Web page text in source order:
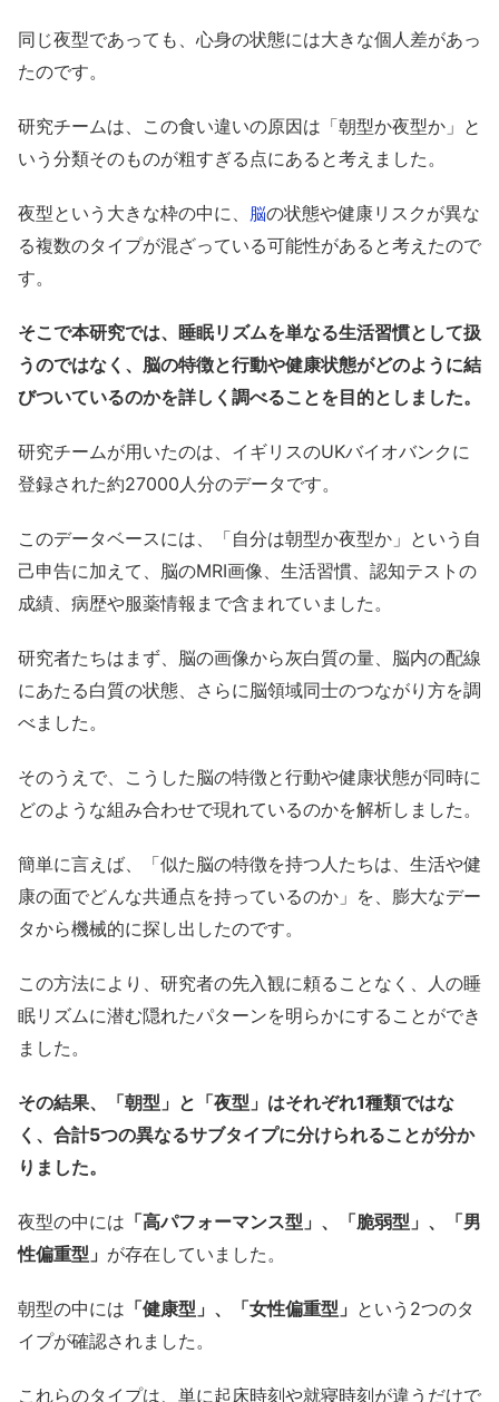
同じ夜型であっても、心身の状態には大きな個人差があっ
たのです。
研究チームは、この食い違いの原因は「朝型か夜型か」と
いう分類そのものが粗すぎる点にあると考えました。
夜型という大きな枠の中に、 脳の状態や健康リスクが異な
る複数のタイプが混ざっている可能性があると考えたので
す。
そこで本研究では、睡眠リズムを単なる生活習慣として扱
うのではなく、脳の特徴と行動や健康状態がどのように結
びついているのかを詳しく調べることを目的としました。
研究チームが用いたのは、イギリスのUKバイオバンクに
登録された約27000人分のデータです。
このデータベースには、「自分は朝型か夜型か」という自
己申告に加えて、脳のMRI画像、生活習慣、認知テストの
成績、病歴や服薬情報まで含まれていました。
研究者たちはまず、脳の画像から灰白質の量、脳内の配線
にあたる白質の状態、さらに脳領域同士のつながり方を調
べました。
そのうえで、こうした脳の特徴と行動や健康状態が同時に
どのような組み合わせで現れているのかを解析しました。
簡単に言えば、「似た脳の特徴を持つ人たちは、生活や健
康の面でどんな共通点を持っているのか」を、膨大なデー
タから機械的に探し出したのです。
この方法により、研究者の先入観に頼ることなく、人の睡
眠リズムに潜む隠れたパターンを明らかにすることができ
ました。
その結果、「朝型」と「夜型」はそれぞれ1種類ではな
く、合計5つの異なるサブタイプに分けられることが分か
りました。
夜型の中には 「高パフォーマンス型」、「脆弱型」、「男
性偏重型」 が存在していました。
朝型の中には 「健康型」、「女性偏重型」 という2つのタ
イプが確認されました。
これらのタイプは、単に起床時刻や就寝時刻が違うだけで